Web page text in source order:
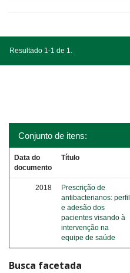
Resultado 1-1 de 1.
Conjunto de itens:
Data do
documento
Título
2018
Prescrição de
antibacterianos: perfil
e adesão dos
pacientes visando à
intervenção na
equipe de saúde
Busca facetada